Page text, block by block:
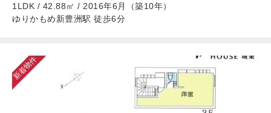
1LDK / 42.88㎡ / 2016年6月（築10年）
ゆりかもめ新豊洲駅 徒歩6分
新着物件